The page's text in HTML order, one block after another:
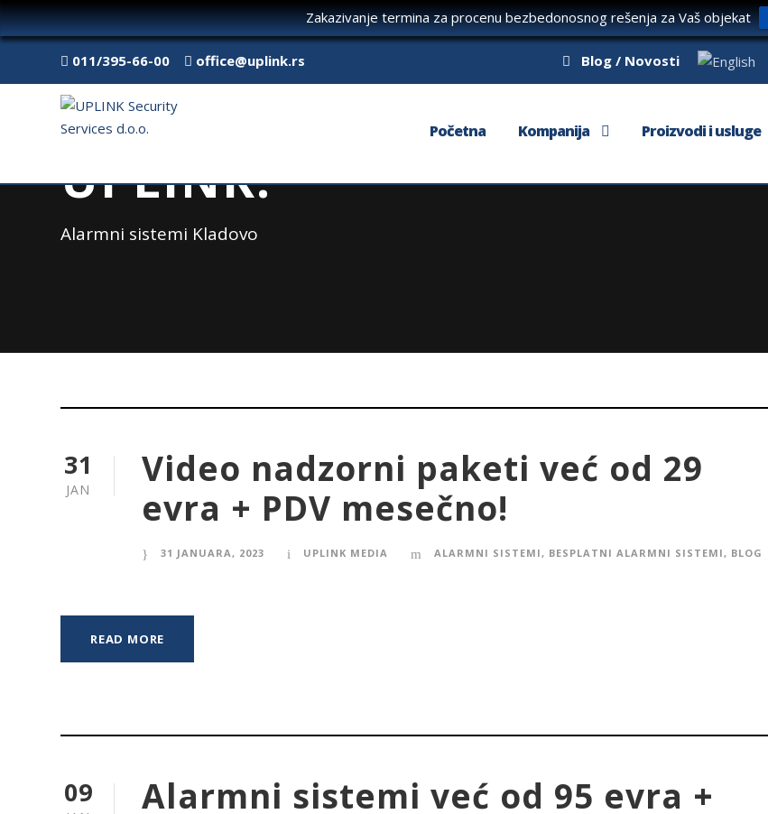
Zakazivanje termina za procenu bezbedonosnog rešenja za Vaš objekat
011/395-66-00 office@uplink.rs Blog / Novosti
Početna Kompanija Proizvodi i usluge
UPLINK:
Alarmni sistemi Kladovo
31
JAN
Video nadzorni paketi već od 29
evra + PDV mesečno!
31 JANUARA, 2023 UPLINK MEDIA ALARMNI SISTEMI , BESPLATNI ALARMNI SISTEMI , BLOG
READ MORE
09
Alarmni sistemi već od 95 evra +